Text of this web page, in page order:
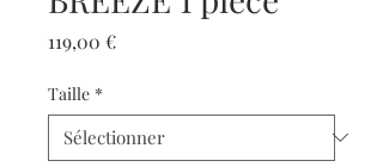
119,00 €Prix
Taille *